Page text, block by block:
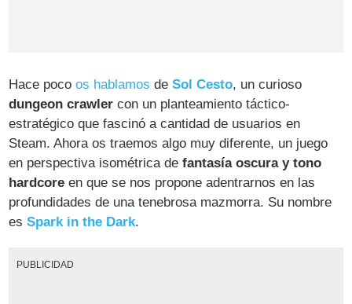
Hace pocoos hablamos deSol Cesto, un curioso
dungeon crawler con un planteamiento táctico-
estratégico que fascinó a cantidad de usuarios en
Steam. Ahora os traemos algo muy diferente, un juego
en perspectiva isométrica defantasía oscura y tono
hardcore en que se nos propone adentrarnos en las
profundidades de una tenebrosa mazmorra. Su nombre
esSpark in the Dark.
PUBLICIDAD